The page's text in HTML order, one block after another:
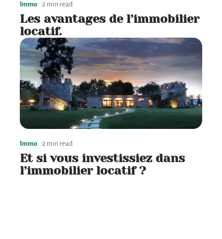
Immo 2 min read
Les avantages de l’immobilier
locatif.
Immo 2 min read
Et si vous investissiez dans
l’immobilier locatif ?